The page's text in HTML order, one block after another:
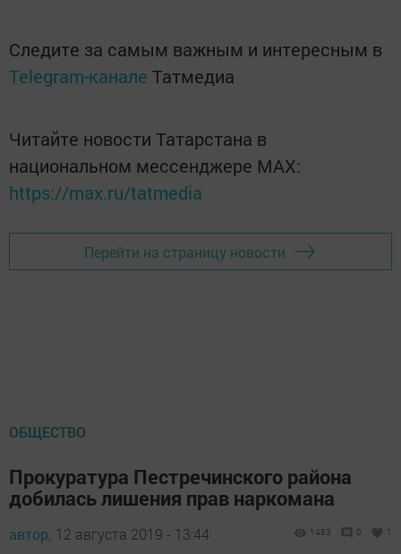
Следите за самым важным и интересным в
Telegram-канале Татмедиа
Читайте новости Татарстана в
национальном мессенджере MАХ:
https://max.ru/tatmedia
Перейти на страницу новости
ОБЩЕСТВО
Прокуратура Пестречинского района
добилась лишения прав наркомана
автор, 12 августа 2019 - 13:44 1483 0 1